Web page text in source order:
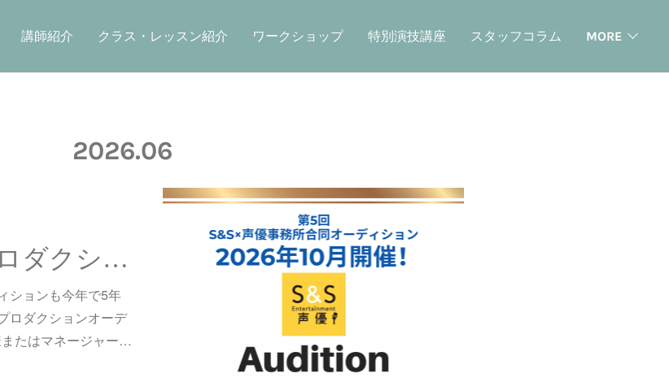
講師紹介 クラス・レッスン紹介 ワークショップ 特別演技講座 スタッフコラム MORE
2026.06
第5回 S&S×声優プロダクションオーディション 開催！（6/13更新）
ションも今年で5年
ロダクションオーデ
たはマネージャー…